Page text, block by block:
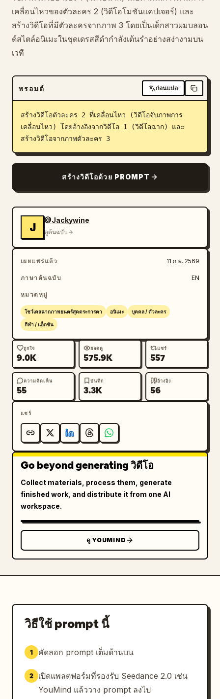
เคลื่อนไหวของตัวละคร 2 (วิดีโอโมชันแคปเจอร์) และ
สร้างวิดีโอที่มีตัวละครจากภาพ 3 โดยเป็นเด็กสาวผมบลอน
ด์สไตล์อนิเมะในชุดเดรสสีดำกำลังเต้นรำอย่างสง่างามบน
เวที
พรอมต์ ก่อนแปล
สร้างวิดีโอตัวละคร 2 ที่เคลื่อนไหว (วิดีโอจับภาพการ
เคลื่อนไหว) โดยอ้างอิงจากวิดีโอ 1 (วิดีโอฉาก) และ
สร้างวิดีโอจากภาพตัวละคร 3
สร้างวิดีโอด้วย PROMPT
J
@Jackywine
ดูต้นฉบับ
เผยแพร่แล้ว 11 ก.พ. 2569
ภาษาต้นฉบับ EN
หมวดหมู่
โชว์เคสฉากภาพยนตร์สุดตระการตา อนิเมะ บุคคล / ตัวละคร
กีฬา / แอ็กชัน
ถูกใจ
9.0K
ยอดดู
575.9K
แชร์
557
ความคิดเห็น
55
บันทึก
3.3K
อ้างอิง
56
แชร์
Go beyond generating วิดีโอ
Collect materials, process them, generate
finished work, and distribute it from one AI
workspace.
ดู YOUMIND
วิธีใช้ prompt นี้
1 คัดลอก prompt เต็มด้านบน
2
เปิดแพลตฟอร์มที่รองรับ Seedance 2.0 เช่น
YouMind แล้ววาง prompt ลงไป